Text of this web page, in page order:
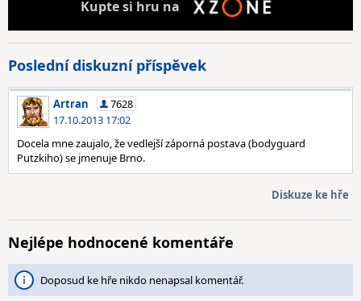
Kuptesi hru na
Poslední diskuzní příspěvek
Artran
7628
17.10.2013 17:02
Docela mne zaujalo, že vedlejší záporná postava (bodyguard
Putzkiho) se jmenuje Brno.
Diskuze ke hře
Nejlépe hodnocené komentáře
Doposud ke hře nikdo nenapsal komentář.